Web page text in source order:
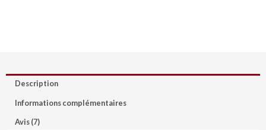
Description
Informations complémentaires
Avis (7)